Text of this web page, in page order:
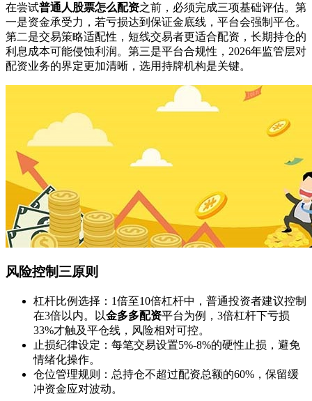
在尝试普通人股票怎么配资之前，必须完成三项基础评估。第
一是资金承受力，若亏损达到保证金底线，平台会强制平仓。
第二是交易策略适配性，短线交易者更适合配资，长期持仓的
利息成本可能侵蚀利润。第三是平台合规性，2026年监管层对
配资业务的界定更加清晰，选用持牌机构是关键。
风险控制三原则
杠杆比例选择：1倍至10倍杠杆中，普通投资者建议控制
在3倍以内。以金多多配资平台为例，3倍杠杆下亏损
33%才触及平仓线，风险相对可控。
止损纪律设定：每笔交易设置5%-8%的硬性止损，避免
情绪化操作。
仓位管理规则：总持仓不超过配资总额的60%，保留缓
冲资金应对波动。